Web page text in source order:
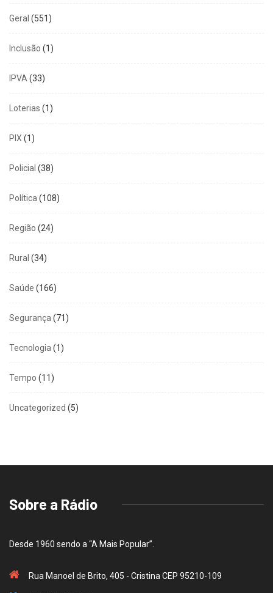
Geral (551)
Inclusão (1)
IPVA(33)
Loterias (1)
PIX (1)
Policial (38)
Política(108)
Região (24)
Rural (34)
Saúde (166)
Segurança(71)
Tecnologia(1)
Tempo (11)
Uncategorized (5)
Sobre a Rádio
Desde 1960 sendo a “A Mais Popular”.
Rua Manoel de Brito, 405 - Cristina CEP 95210-109